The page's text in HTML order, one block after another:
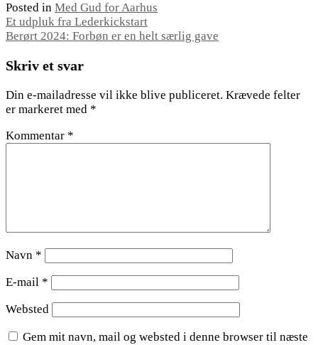
Posted in Med Gud for Aarhus
Indlægsnavigation
Et udpluk fra Lederkickstart
Berørt 2024: Forbøn er en helt særlig gave
Skriv et svar
Din e-mailadresse vil ikke blive publiceret. Krævede felter
er markeret med *
Kommentar *
Navn *
E-mail *
Websted
Gem mit navn, mail og websted i denne browser til næste